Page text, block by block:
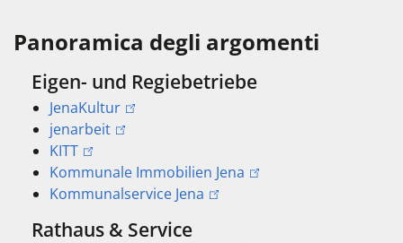
Panoramica degli argomenti
Eigen- und Regiebetriebe
JenaKultur
jenarbeit
KITT
Kommunale Immobilien Jena
Kommunalservice Jena
Rathaus & Service